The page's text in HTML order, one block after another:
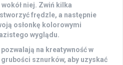
niej. Zwiń kilka
frędzle, a następnie
osłonkę kolorowymi
wyglądu.
na kreatywność w
sznurków, aby uzyskać